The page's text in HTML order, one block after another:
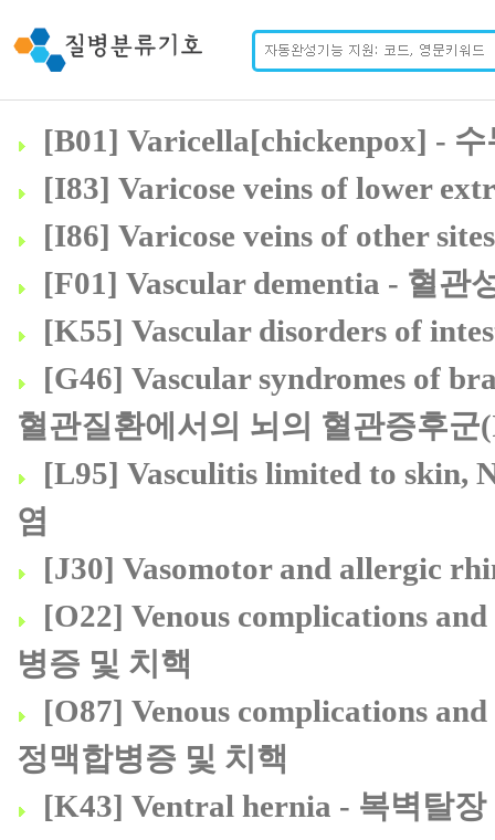
[B01] Varicella[chickenpox] - 수
[I83] Varicose veins of lower
[I86] Varicose veins of other
[F01] Vascular dementia - 혈관
[K55] Vascular disorders of
[G46] Vascular syndromes of
혈관질환에서의 뇌의 혈관증후군
[L95] Vasculitis limited to skin,
염
[J30] Vasomotor and allergic
[O22] Venous complications
병증 및 치핵
[O87] Venous complications
정맥합병증 및 치핵
[K43] Ventral hernia - 복벽탈장